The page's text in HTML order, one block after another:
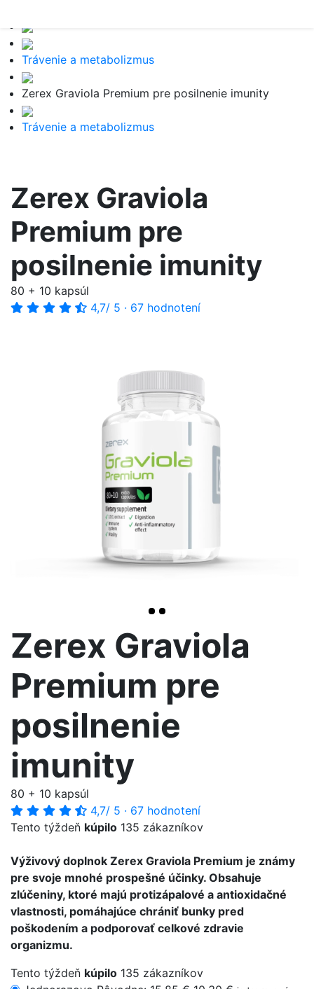
Trávenie a metabolizmus
Zerex Graviola Premium pre posilnenie imunity
Trávenie a metabolizmus
Zerex Graviola
Premium pre
posilnenie imunity
80 + 10 kapsúl
4,7/ 5 · 67 hodnotení
Zerex Graviola
Premium pre
posilnenie
imunity
80 + 10 kapsúl
4,7/ 5 · 67 hodnotení
Tento týždeň kúpilo 135 zákazníkov
Výživový doplnok Zerex Graviola Premium je známy
pre svoje mnohé prospešné účinky. Obsahuje
zlúčeniny, ktoré majú protizápalové a antioxidačné
vlastnosti, pomáhajúce chrániť bunky pred
poškodením a podporovať celkové zdravie
organizmu.
Tento týždeň kúpilo 135 zákazníkov